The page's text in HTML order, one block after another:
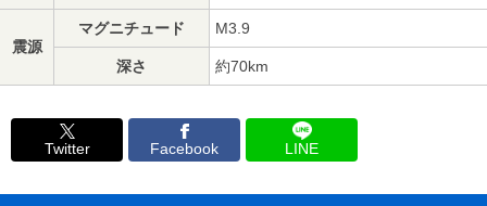
震源
マグニチュード M3.9
深さ 約70km
Twitter Facebook LINE